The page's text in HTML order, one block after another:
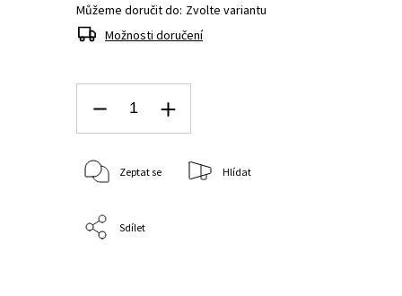
Můžeme doručit do: Zvolte variantu
Možnosti doručení
Zeptat se Hlídat
Sdílet